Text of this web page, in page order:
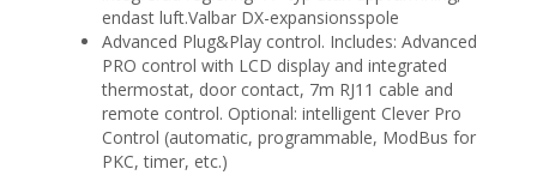
endast luft.Valbar DX-expansionsspole
Advanced Plug&Play control. Includes: Advanced
PRO control with LCD display and integrated
thermostat, door contact, 7m RJ11 cable and
remote control. Optional: intelligent Clever Pro
Control (automatic, programmable, ModBus for
PKC, timer, etc.)